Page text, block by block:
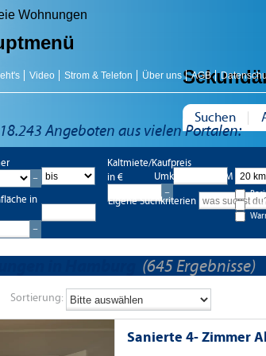
Wohnungen
AGB
Über uns
Strom & Telefon
Video
Suchen
Angeboten aus vielen Portalen:
Kaltmiete/Kaufpreis
in €
in
Eigene Suchkriterien
Umkreis bis 20 KM
(645 Ergebnisse)
Sortierung:
Sanierte 4- Zimmer